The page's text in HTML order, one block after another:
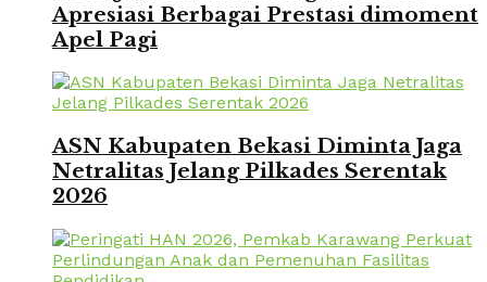
Apresiasi Berbagai Prestasi dimoment
Apel Pagi
ASN Kabupaten Bekasi Diminta Jaga
Netralitas Jelang Pilkades Serentak
2026